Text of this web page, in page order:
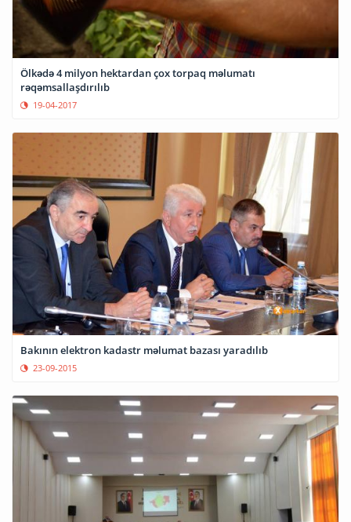
Ölkədə 4 milyon hektardan çox torpaq məlumatı
rəqəmsallaşdırılıb
19-04-2017
Bakının elektron kadastr məlumat bazası yaradılıb
23-09-2015